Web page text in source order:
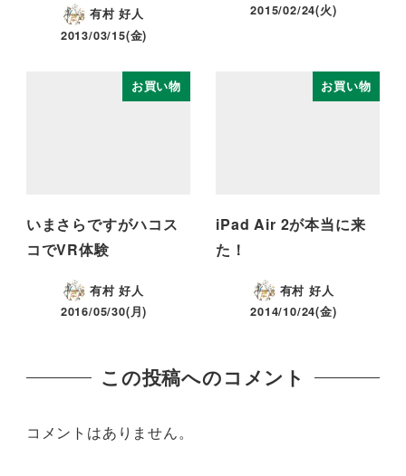
有村 好人
2013/03/15(金)
2015/02/24(火)
お買い物
いまさらですがハコス
コでVR体験
有村 好人
2016/05/30(月)
お買い物
iPad Air 2が本当に来
た！
有村 好人
2014/10/24(金)
この投稿へのコメント
コメントはありません。